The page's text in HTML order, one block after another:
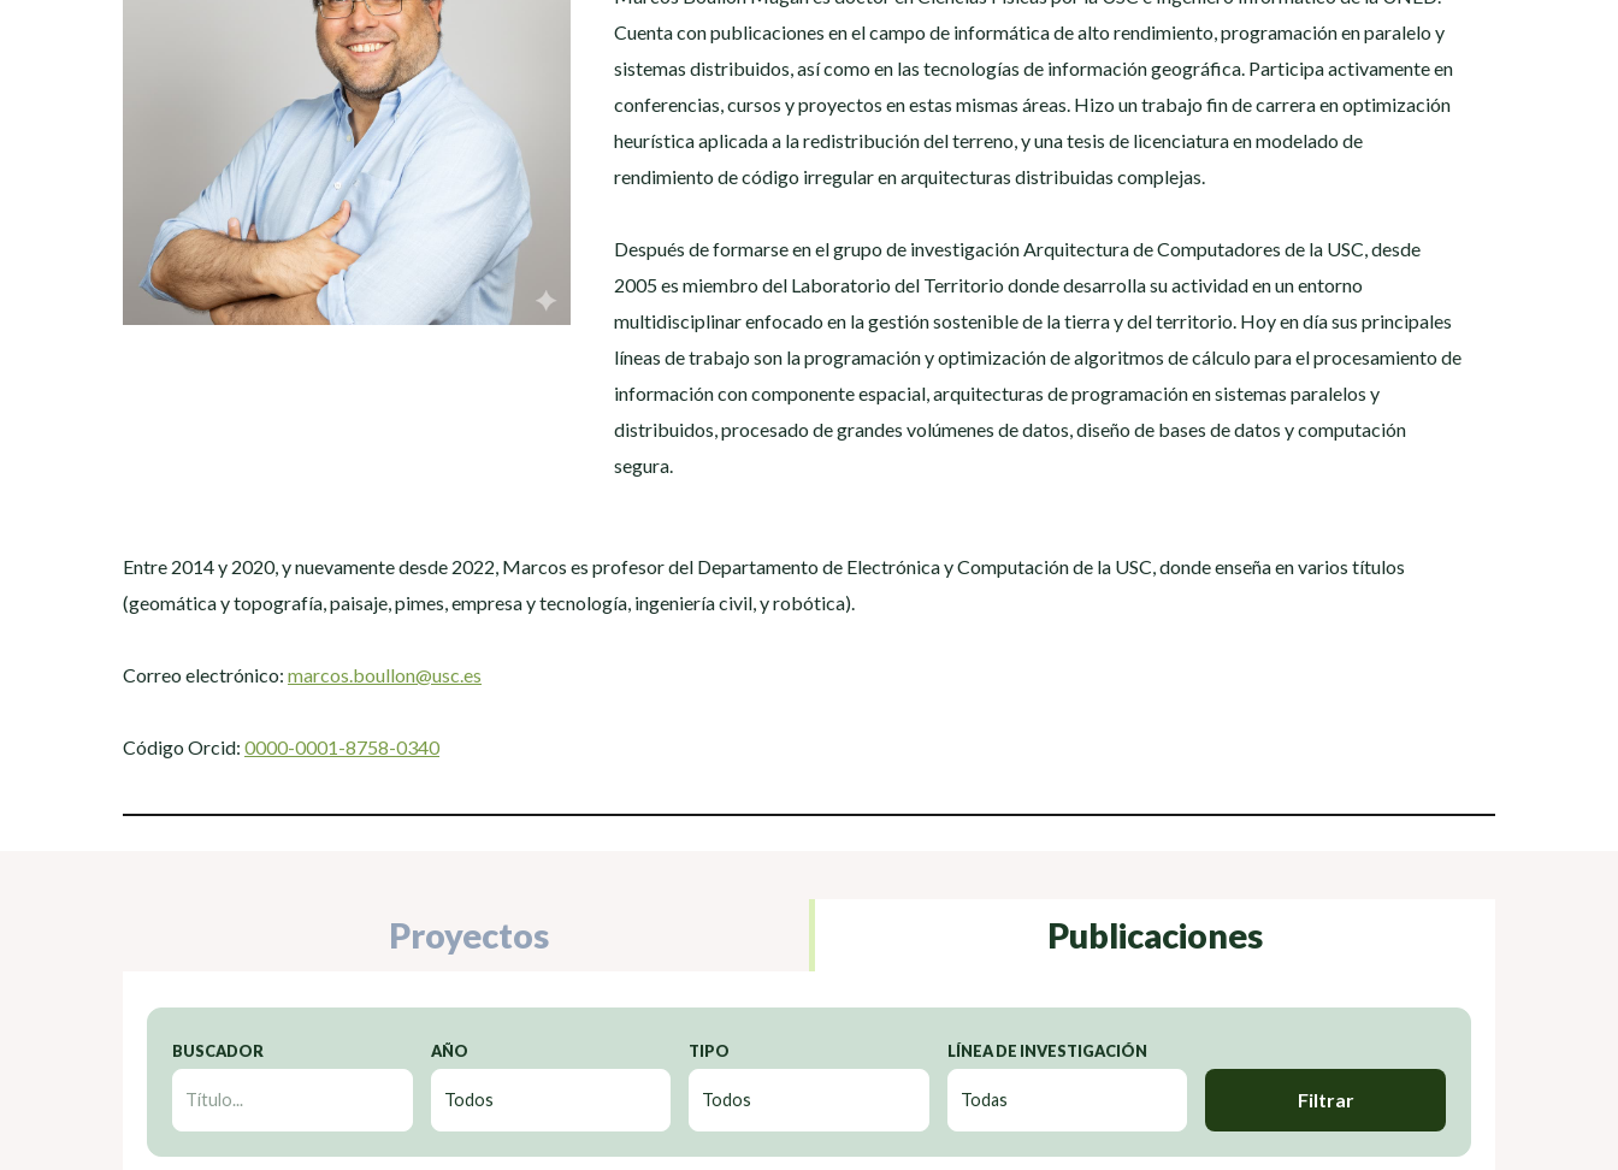
Cuenta con publicaciones en el campo de informática de alto rendimiento, programación en paralelo y
sistemas distribuidos, así como en las tecnologías de información geográfica. Participa activamente en
conferencias, cursos y proyectos en estas mismas áreas. Hizo un trabajo fin de carrera en optimización
heurística aplicada a la redistribución del terreno, y una tesis de licenciatura en modelado de
rendimiento de código irregular en arquitecturas distribuidas complejas.
Después de formarse en el grupo de investigación Arquitectura de Computadores de la USC, desde
2005 es miembro del Laboratorio del Territorio donde desarrolla su actividad en un entorno
multidisciplinar enfocado en la gestión sostenible de la tierra y del territorio. Hoy en día sus principales
líneas de trabajo son la programación y optimización de algoritmos de cálculo para el procesamiento de
información con componente espacial, arquitecturas de programación en sistemas paralelos y
distribuidos, procesado de grandes volúmenes de datos, diseño de bases de datos y computación
segura.
Entre 2014 y 2020, y nuevamente desde 2022, Marcos es profesor del Departamento de Electrónica y Computación de la USC, donde enseña en varios títulos
(geomática y topografía, paisaje, pimes, empresa y tecnología, ingeniería civil, y robótica).
Correo electrónico: marcos.boullon@usc.es
Código Orcid: 0000-0001-8758-0340
Proyectos Publicaciones
BUSCADOR AÑO TIPO LÍNEA DE INVESTIGACIÓN
Filtrar